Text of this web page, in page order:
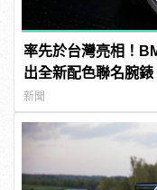
率先於台灣亮相！
出全新配色聯名腕錶
新聞